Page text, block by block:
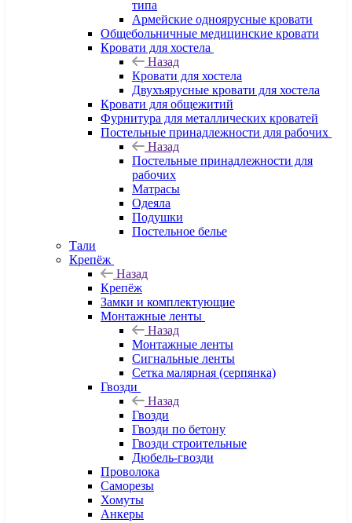
типа
Армейские одноярусные кровати
Общебольничные медицинские кровати
Кровати для хостела
Назад
Кровати для хостела
Двухъярусные кровати для хостела
Кровати для общежитий
Фурнитура для металлических кроватей
Постельные принадлежности для рабочих
Назад
Постельные принадлежности для
рабочих
Матрасы
Одеяла
Подушки
Постельное белье
Тали
Крепёж
Назад
Крепёж
Замки и комплектующие
Монтажные ленты
Назад
Монтажные ленты
Сигнальные ленты
Сетка малярная (серпянка)
Гвозди
Назад
Гвозди
Гвозди по бетону
Гвозди строительные
Дюбель-гвозди
Проволока
Саморезы
Хомуты
Анкеры